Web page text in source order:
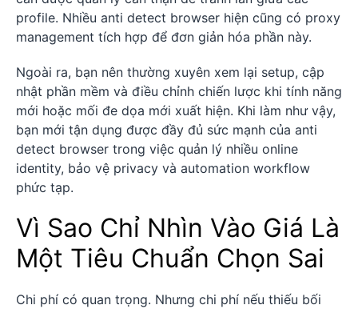
profile. Nhiều anti detect browser hiện cũng có proxy
management tích hợp để đơn giản hóa phần này.
Ngoài ra, bạn nên thường xuyên xem lại setup, cập
nhật phần mềm và điều chỉnh chiến lược khi tính năng
mới hoặc mối đe dọa mới xuất hiện. Khi làm như vậy,
bạn mới tận dụng được đầy đủ sức mạnh của anti
detect browser trong việc quản lý nhiều online
identity, bảo vệ privacy và automation workflow
phức tạp.
Vì Sao Chỉ Nhìn Vào Giá Là
Một Tiêu Chuẩn Chọn Sai
Chi phí có quan trọng. Nhưng chi phí nếu thiếu bối